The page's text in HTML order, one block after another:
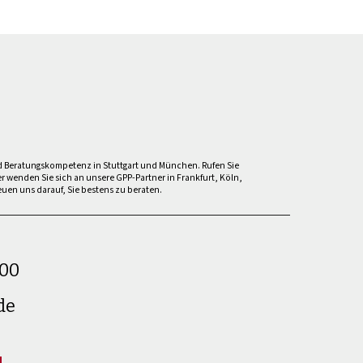
Beratungskompetenz in Stuttgart und München. Rufen Sie
wenden Sie sich an unsere GPP-Partner in Frankfurt, Köln,
uns darauf, Sie bestens zu beraten.